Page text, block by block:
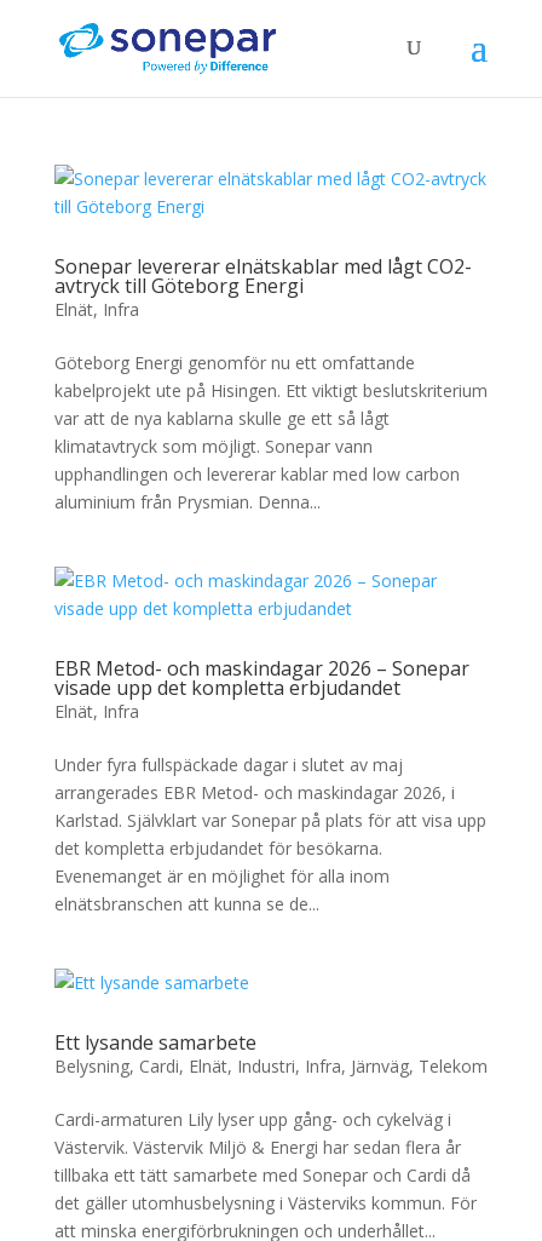
Sonepar levererar elnätskablar med lågt CO2-
avtryck till Göteborg Energi
Elnät, Infra
Göteborg Energi genomför nu ett omfattande
kabelprojekt ute på Hisingen. Ett viktigt beslutskriterium
var att de nya kablarna skulle ge ett så lågt
klimatavtryck som möjligt. Sonepar vann
upphandlingen och levererar kablar med low carbon
aluminium från Prysmian. Denna...
EBR Metod- och maskindagar 2026 – Sonepar
visade upp det kompletta erbjudandet
Elnät, Infra
Under fyra fullspäckade dagar i slutet av maj
arrangerades EBR Metod- och maskindagar 2026, i
Karlstad. Självklart var Sonepar på plats för att visa upp
det kompletta erbjudandet för besökarna.
Evenemanget är en möjlighet för alla inom
elnätsbranschen att kunna se de...
Ett lysande samarbete
Belysning, Cardi, Elnät, Industri, Infra, Järnväg, Telekom
Cardi-armaturen Lily lyser upp gång- och cykelväg i
Västervik. Västervik Miljö & Energi har sedan flera år
tillbaka ett tätt samarbete med Sonepar och Cardi då
det gäller utomhusbelysning i Västerviks kommun. För
att minska energiförbrukningen och underhållet...